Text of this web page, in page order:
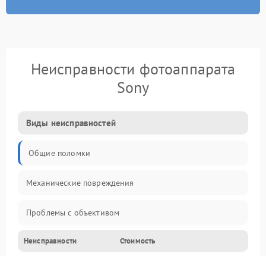
Неисправности фотоаппарата
Sony
Виды неисправностей
Общие поломки
Механические повреждения
Проблемы с объективом
Электронные ошибки
Неисправности Стоимость